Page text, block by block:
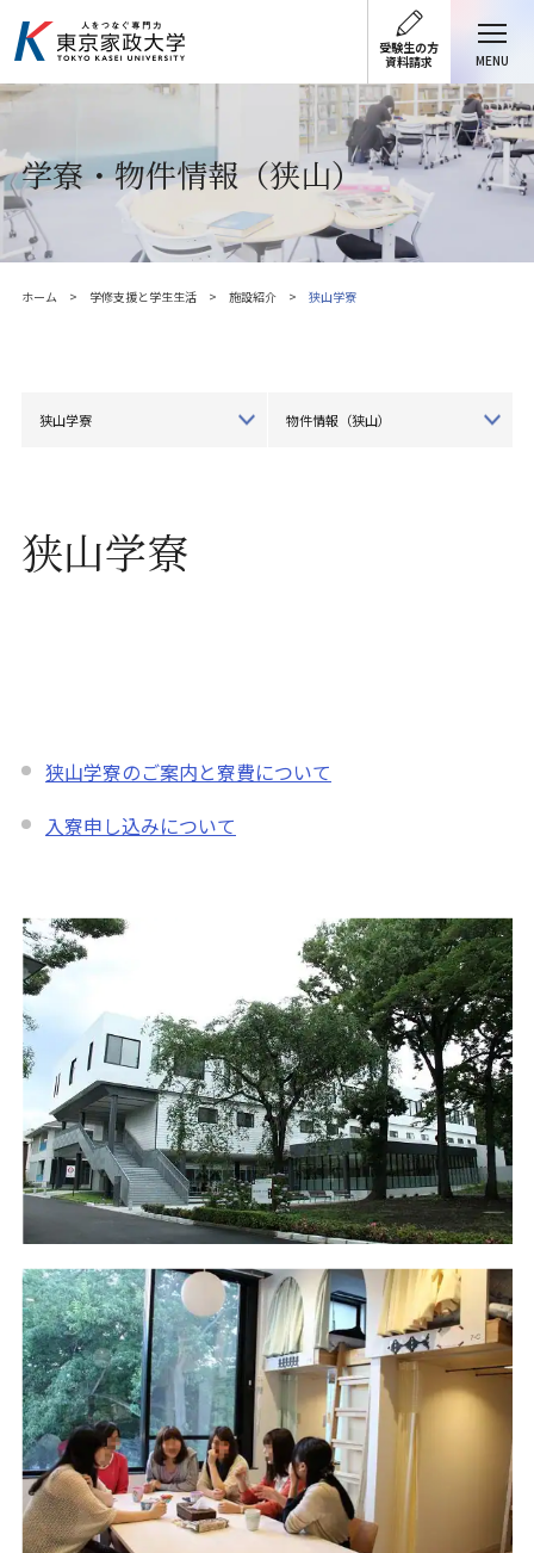
受験生の方
資料請求
MENU
学寮・物件情報（狭山）
ホーム 学修支援と学生生活 施設紹介 狭山学寮
狭山学寮 物件情報（狭山）
狭山学寮
狭山学寮のご案内と寮費について
入寮申し込みについて